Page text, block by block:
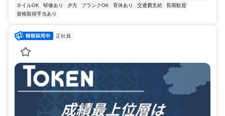
ネイルOK
研修あり 夕方 ブランクOK 育休あり 交通費支給
長期歓迎
資格取得手当あり
正社員